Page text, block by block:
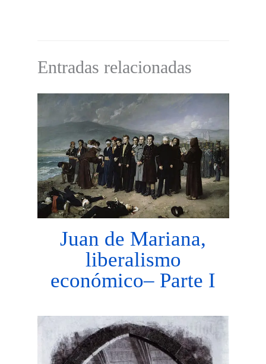
Entradas relacionadas
Juan de Mariana,
liberalismo
económico– Parte I